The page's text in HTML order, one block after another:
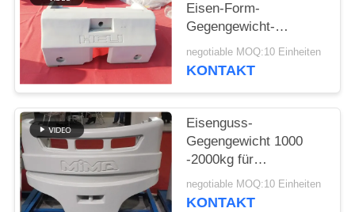
Eisen-Form-
Gegengewicht-
Kompaktbauweise
Soem-Service ISO9001
negotiable MOQ:10 Einheiten
KONTAKT
Eisenguss-
Gegengewicht 1000
-2000kg für
Forstwirtschafts-Bahn-
Erntemaschinen
negotiable MOQ:10 Einheiten
KONTAKT